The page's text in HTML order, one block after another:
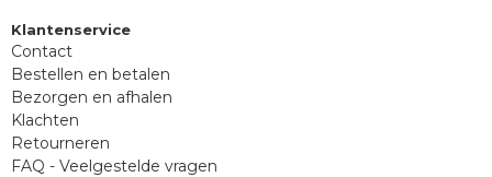
Klantenservice
Contact
Bestellen en betalen
Bezorgen en afhalen
Klachten
Retourneren
FAQ - Veelgestelde vragen